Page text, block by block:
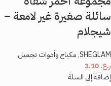
سائلة صغيرة غير لامعة –
شيجلام
SHEGLAM
, مكياج وأدوات تجميل
ر.ع.
إضافة إلى السلة